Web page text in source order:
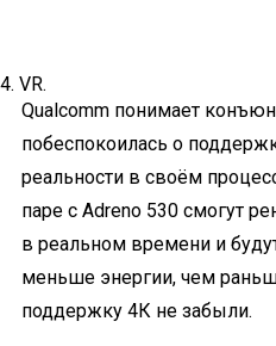
4. VR.
Qualcomm понимает
побеспокоилась о
реальности в своём
паре с Adreno 530 смогут
в реальном времени и
меньше энергии, чем
поддержку 4К не забыли.